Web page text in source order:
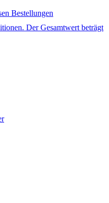
Bestellungen
Der Gesamtwert beträgt